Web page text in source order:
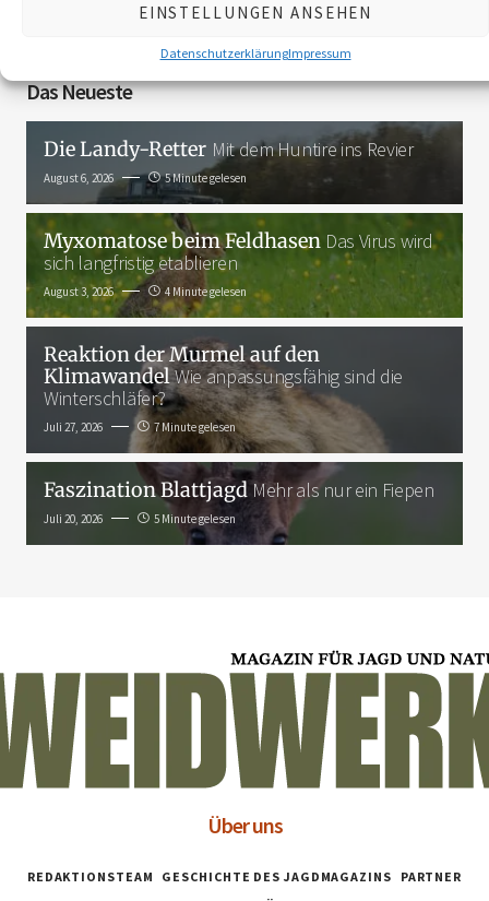
EINSTELLUNGEN ANSEHEN
DatenschutzerklärungImpressum
Das Neueste
Die Landy-Retter Mit dem Huntire ins Revier
August 6, 2026 5 Minute gelesen
Myxomatose beim Feldhasen Das Virus wird
sich langfristig etablieren
August 3, 2026 4 Minute gelesen
Reaktion der Murmel auf den
KlimawandelWie anpassungsfähig sind die
Winterschläfer?
Juli 27, 2026 7 Minute gelesen
Faszination BlattjagdMehr als nur ein Fiepen
Juli 20, 2026 5 Minute gelesen
Über uns
REDAKTIONSTEAM GESCHICHTE DES JAGDMAGAZINS
PARTNER